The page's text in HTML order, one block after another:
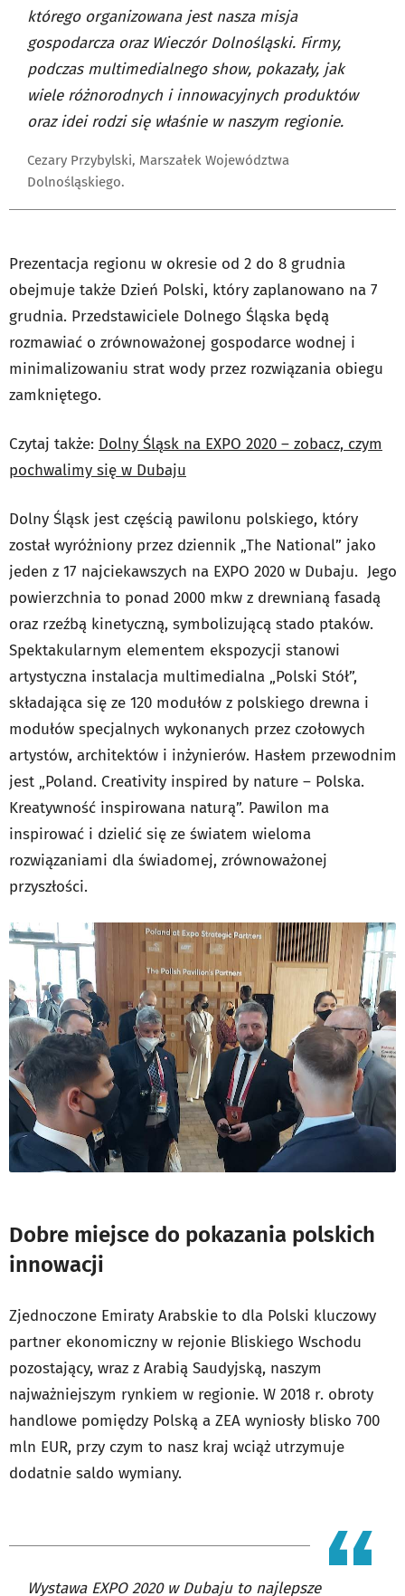
którego organizowana jest nasza misja
gospodarcza oraz Wieczór Dolnośląski. Firmy,
podczas multimedialnego show, pokazały, jak
wiele różnorodnych i innowacyjnych produktów
oraz idei rodzi się właśnie w naszym regionie.
Cezary Przybylski, Marszałek Województwa
Dolnośląskiego.
Prezentacja regionu w okresie od 2 do 8 grudnia
obejmuje także Dzień Polski, który zaplanowano na 7
grudnia. Przedstawiciele Dolnego Śląska będą
rozmawiać o zrównoważonej gospodarce wodnej i
minimalizowaniu strat wody przez rozwiązania obiegu
zamkniętego.
Czytaj także: Dolny Śląsk na EXPO 2020 – zobacz, czym
pochwalimy się w Dubaju
Dolny Śląsk jest częścią pawilonu polskiego, który
został wyróżniony przez dziennik „The National” jako
jeden z 17 najciekawszych na EXPO 2020 w Dubaju. Jego
powierzchnia to ponad 2000 mkw z drewnianą fasadą
oraz rzeźbą kinetyczną, symbolizującą stado ptaków.
Spektakularnym elementem ekspozycji stanowi
artystyczna instalacja multimedialna „Polski Stół”,
składająca się ze 120 modułów z polskiego drewna i
modułów specjalnych wykonanych przez czołowych
artystów, architektów i inżynierów. Hasłem przewodnim
jest „Poland. Creativity inspired by nature – Polska.
Kreatywność inspirowana naturą”. Pawilon ma
inspirować i dzielić się ze światem wieloma
rozwiązaniami dla świadomej, zrównoważonej
przyszłości.
Dobre miejsce do pokazania polskich
innowacji
Zjednoczone Emiraty Arabskie to dla Polski kluczowy
partner ekonomiczny w rejonie Bliskiego Wschodu
pozostający, wraz z Arabią Saudyjską, naszym
najważniejszym rynkiem w regionie. W 2018 r. obroty
handlowe pomiędzy Polską a ZEA wyniosły blisko 700
mln EUR, przy czym to nasz kraj wciąż utrzymuje
dodatnie saldo wymiany.
Wystawa EXPO 2020 w Dubaju to najlepsze